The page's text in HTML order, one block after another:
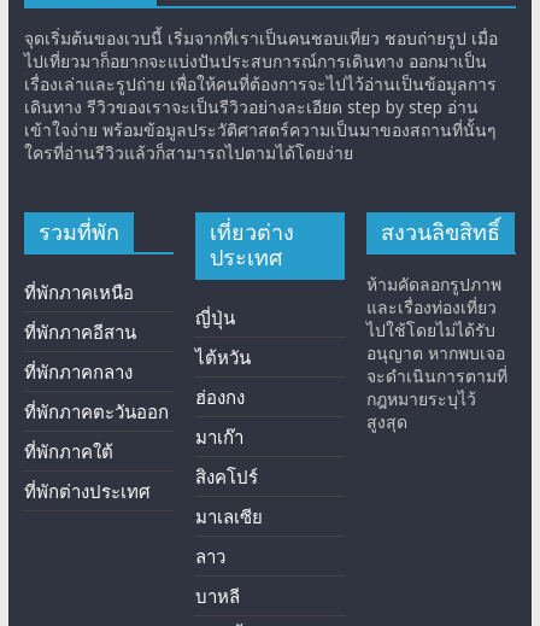
จุดเริ่มต้นของเวบนี้ เริ่มจากที่เราเป็นคนชอบเที่ยว ชอบถ่ายรูป เมื่อ
ไปเที่ยวมาก็อยากจะแบ่งปันประสบการณ์การเดินทาง ออกมาเป็น
เรื่องเล่าและรูปถ่าย เพื่อให้คนที่ต้องการจะไปไว้อ่านเป็นข้อมูลการ
เดินทาง รีวิวของเราจะเป็นรีวิวอย่างละเอียด step by step อ่าน
เข้าใจง่าย พร้อมข้อมูลประวัติศาสตร์ความเป็นมาของสถานที่นั้นๆ
ใครที่อ่านรีวิวแล้วก็สามารถไปตามได้โดยง่าย
รวมที่พัก
ที่พักภาคเหนือ
ที่พักภาคอีสาน
ที่พักภาคกลาง
ที่พักภาคตะวันออก
ที่พักภาคใต้
ที่พักต่างประเทศ
เที่ยวต่าง
ประเทศ
ญี่ปุ่น
ไต้หวัน
ฮ่องกง
มาเก๊า
สิงคโปร์
มาเลเซีย
ลาว
บาหลี
สงวนลิขสิทธิ์
ห้ามคัดลอกรูปภาพ
และเรื่องท่องเที่ยว
ไปใช้โดยไม่ได้รับ
อนุญาต หากพบเจอ
จะดำเนินการตามที่
กฎหมายระบุไว้
สูงสุด